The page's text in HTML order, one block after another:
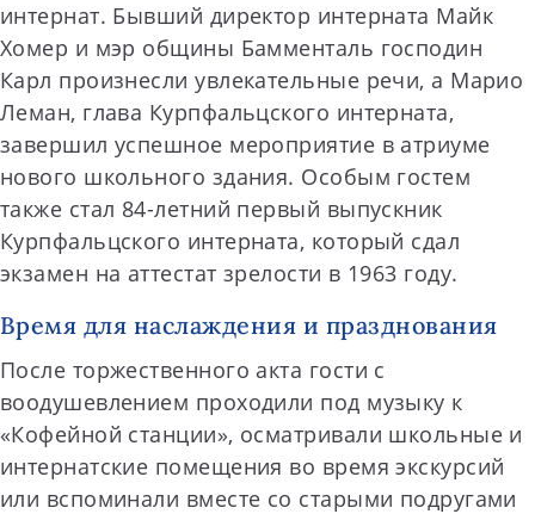
интернат. Бывший директор интерната Майк
Хомер и мэр общины Бамменталь господин
Карл произнесли увлекательные речи, а Марио
Леман, глава Курпфальцского интерната,
завершил успешное мероприятие в атриуме
нового школьного здания. Особым гостем
также стал 84-летний первый выпускник
Курпфальцского интерната, который сдал
экзамен на аттестат зрелости в 1963 году.
Время для наслаждения и празднования
После торжественного акта гости с
воодушевлением проходили под музыку к
«Кофейной станции», осматривали школьные и
интернатские помещения во время экскурсий
или вспоминали вместе со старыми подругами